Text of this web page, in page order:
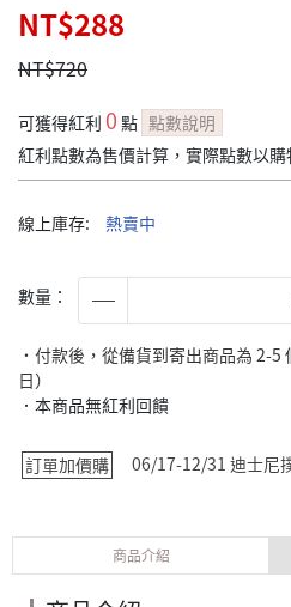
NT$288
NT$720
可獲得紅利 0 點 點數說明
紅利點數為售價計算，實際點數以
線上庫存: 熱賣中
數量：
˙付款後，從備貨到寄出商品為 2-5
日）
．本商品無紅利回饋
訂單加價購 06/17-12/31 迪士尼
商品介紹